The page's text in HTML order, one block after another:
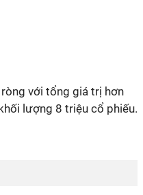
với tổng giá trị hơn
lượng 8 triệu cổ phiếu.